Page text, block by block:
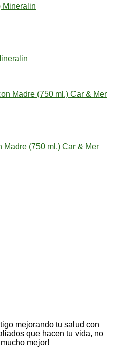
(750 ml.) Car & Mer
mejorando tu salud con
que hacen tu vida, no
mejor!